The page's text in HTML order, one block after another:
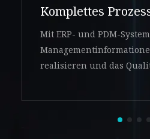
Komplettes
Mit ERP- und PDM-
realisieren und das